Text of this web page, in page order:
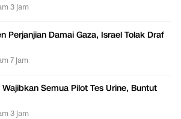
3 jam
Perjanjian Damai Gaza, Israel Tolak Draf
7 jam
Semua Pilot Tes Urine, Buntut
3 jam